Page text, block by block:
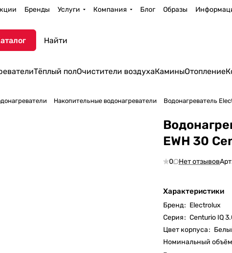
Бренды Услуги Компания Блог Образы
Тёплый полОчистители воздухаКаминыОтопление
Накопительные водонагреватели Водонагреватель
EWH 30
0 Нет отзывов
Характеристики
Бренд: Electrolux
Серия: Centurio IQ
Цвет корпуса:
Номинальный